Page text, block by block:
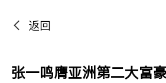
返回
张一鸣膺亚洲第二大富